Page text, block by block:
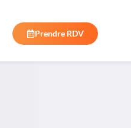
Prendre RDV